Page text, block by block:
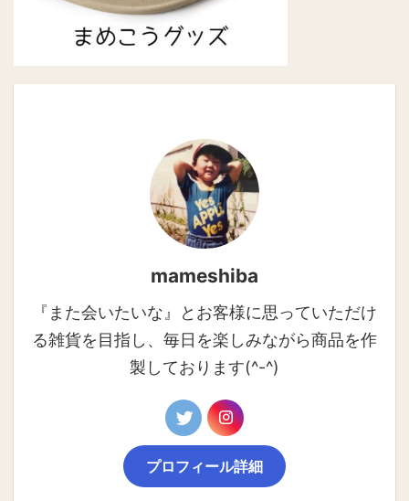
mameshiba
『また会いたいな』とお客様に思っていただけ
る雑貨を目指し、毎日を楽しみながら商品を作
製しております(^-^)
プロフィール詳細